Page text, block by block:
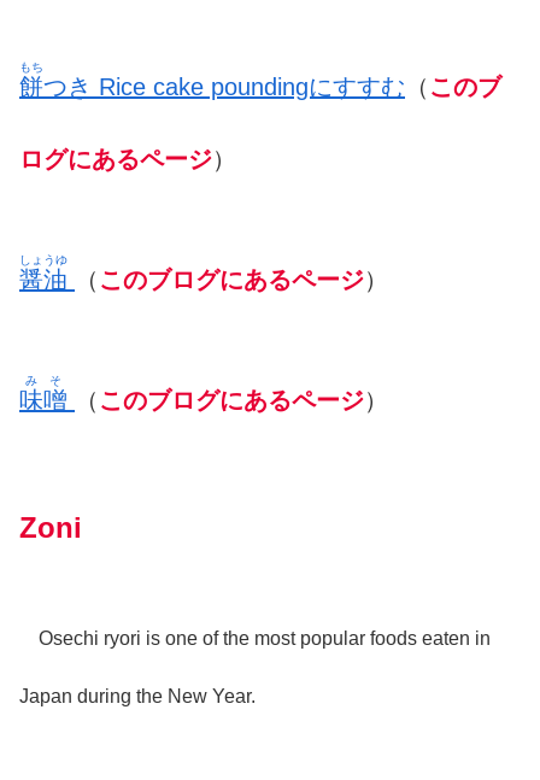
餅
もち
つき Rice cake poundingにすすむ （ このブ
ログにあるページ）
醤油
しょうゆ
（ このブログにあるページ）
味
み
噌
そ
（ このブログにあるページ）
Zoni
Osechi ryori is one of the most popular foods eaten in
Japan during the New Year.